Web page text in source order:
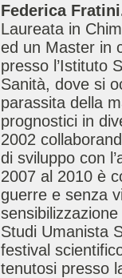
Federica
Laureata in
ed un Master in
presso l’Istituto
Sanità, dove si
parassita della
prognostici in
2002
di sviluppo con
2007 al 2010 è
guerre e senza
Studi Umanista
festival
tenutosi presso